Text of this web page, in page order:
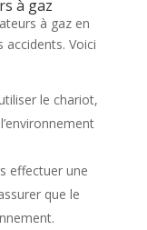
à gaz
à gaz en
Voici
le chariot,
effectuer une
que le